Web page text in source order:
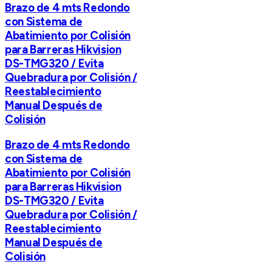
Brazo de 4 mts Redondo
con Sistema de
Abatimiento por Colisión
para Barreras Hikvision
DS-TMG320 / Evita
Quebradura por Colisión /
Reestablecimiento
Manual Después de
Colisión
Brazo de 4 mts Redondo
con Sistema de
Abatimiento por Colisión
para Barreras Hikvision
DS-TMG320 / Evita
Quebradura por Colisión /
Reestablecimiento
Manual Después de
Colisión